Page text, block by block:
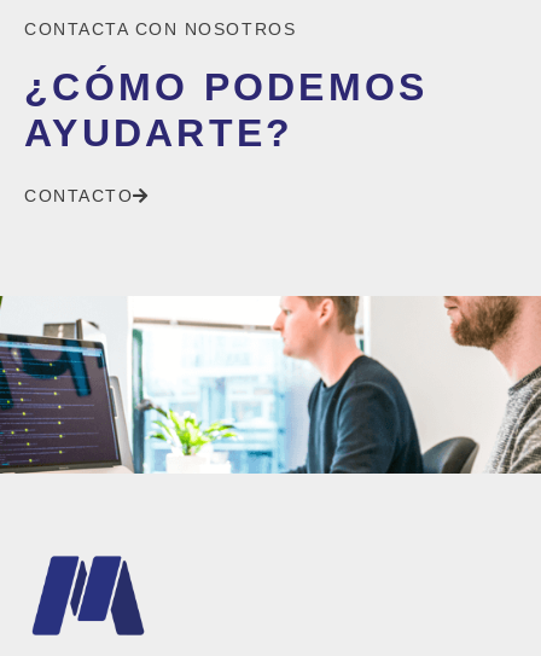
CONTACTA CON NOSOTROS
¿CÓMO PODEMOS
AYUDARTE?
CONTACTO